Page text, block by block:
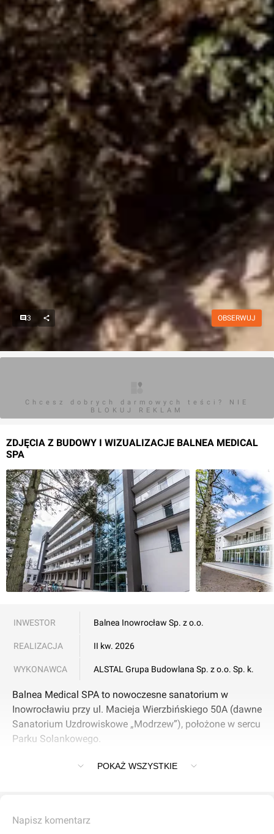
3 OBSERWUJ
Chcesz dobrych darmowych teści? NIE
BLOKUJ REKLAM
ZDJĘCIA Z BUDOWY I WIZUALIZACJE BALNEA MEDICAL
SPA
INWESTOR Balnea Inowrocław Sp. z o.o.
REALIZACJA II kw. 2026
WYKONAWCA ALSTAL Grupa Budowlana Sp. z o.o. Sp. k.
Balnea Medical SPA to nowoczesne sanatorium w
Inowrocławiu przy ul. Macieja Wierzbińskiego 50A (dawne
Sanatorium Uzdrowiskowe „Modrzew”), położone w sercu
Parku Solankowego.
Realizacja przez ALSTAL
nowej generacji z zaawansowaną bazą zabiegową.
POKAŻ WSZYSTKIE
Napisz komentarz